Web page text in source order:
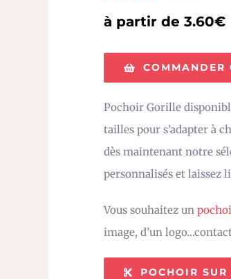
à partir de 3.60€
COMMANDER
Pochoir Gorille
tailles pour s’adapter à
dès maintenant notre
personnalisés et laissez
Vous souhaitez un
image, d’un
POCHOIR SUR